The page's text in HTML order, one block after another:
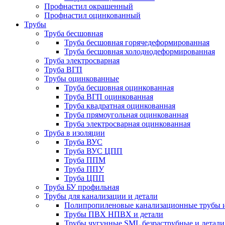
Профнастил окрашенный
Профнастил оцинкованный
Трубы
Труба бесшовная
Труба бесшовная горячедеформированная
Труба бесшовная холоднодеформированная
Труба электросварная
Труба ВГП
Трубы оцинкованные
Труба бесшовная оцинкованная
Труба ВГП оцинкованная
Труба квадратная оцинкованная
Труба прямоугольная оцинкованная
Труба электросварная оцинкованная
Труба в изоляции
Труба ВУС
Труба ВУС ЦПП
Труба ППМ
Труба ППУ
Труба ЦПП
Труба БУ профильная
Трубы для канализации и детали
Полипропиленовые канализационные трубы
Трубы ПВХ НПВХ и детали
Трубы чугунные SML безраструбные и детали